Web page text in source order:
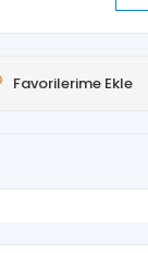
Favorilerime Ekle